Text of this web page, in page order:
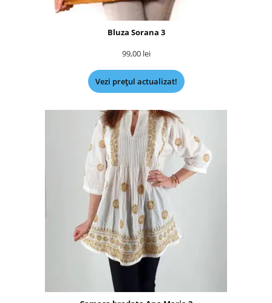
Bluza Sorana 3
99,00 lei
Vezi prețul actualizat!